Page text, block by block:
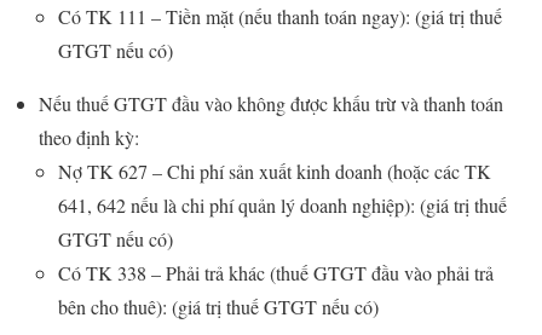
Có TK 111 – Tiền mặt (nếu thanh toán ngay): (giá trị thuế
GTGT nếu có)
Nếu thuế GTGT đầu vào không được khấu trừ và thanh toán
theo định kỳ:
Nợ TK 627 – Chi phí sản xuất kinh doanh (hoặc các TK
641, 642 nếu là chi phí quản lý doanh nghiệp): (giá trị thuế
GTGT nếu có)
Có TK 338 – Phải trả khác (thuế GTGT đầu vào phải trả
bên cho thuê): (giá trị thuế GTGT nếu có)